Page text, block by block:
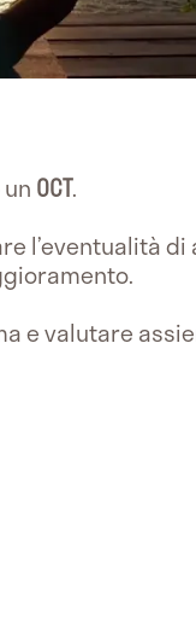
OCT.
l’eventualità
e valutare